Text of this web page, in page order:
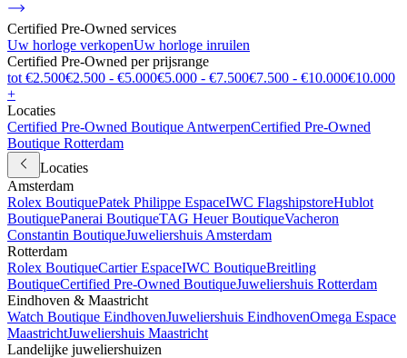
Certified Pre-Owned services
Uw horloge verkopenUw horloge inruilen
Certified Pre-Owned per prijsrange
tot €2.500€2.500 - €5.000€5.000 - €7.500€7.500 - €10.000€10.000
+
Locaties
Certified Pre-Owned Boutique AntwerpenCertified Pre-Owned
Boutique Rotterdam
Locaties
Amsterdam
Rolex BoutiquePatek Philippe EspaceIWC FlagshipstoreHublot
BoutiquePanerai BoutiqueTAG Heuer BoutiqueVacheron
Constantin BoutiqueJuweliershuis Amsterdam
Rotterdam
Rolex BoutiqueCartier EspaceIWC BoutiqueBreitling
BoutiqueCertified Pre-Owned BoutiqueJuweliershuis Rotterdam
Eindhoven & Maastricht
Watch Boutique EindhovenJuweliershuis EindhovenOmega Espace
MaastrichtJuweliershuis Maastricht
Landelijke juweliershuizen